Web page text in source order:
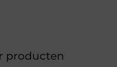
producten